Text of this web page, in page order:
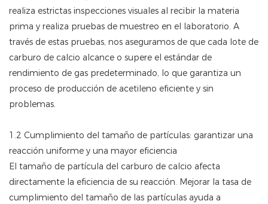
realiza estrictas inspecciones visuales al recibir la materia
prima y realiza pruebas de muestreo en el laboratorio. A
través de estas pruebas, nos aseguramos de que cada lote de
carburo de calcio alcance o supere el estándar de
rendimiento de gas predeterminado, lo que garantiza un
proceso de producción de acetileno eficiente y sin
problemas.
1.2 Cumplimiento del tamaño de partículas: garantizar una
reacción uniforme y una mayor eficiencia
El tamaño de partícula del carburo de calcio afecta
directamente la eficiencia de su reacción. Mejorar la tasa de
cumplimiento del tamaño de las partículas ayuda a